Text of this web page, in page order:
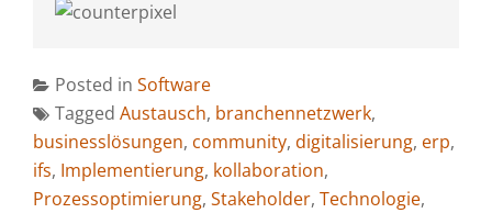
Posted in Software
Tagged Austausch, branchennetzwerk,
businesslösungen, community, digitalisierung, erp,
ifs, Implementierung, kollaboration,
Prozessoptimierung, Stakeholder, Technologie,